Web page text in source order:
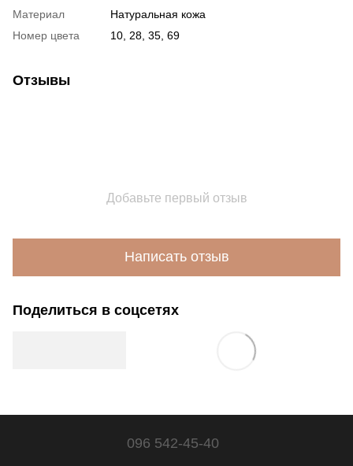
Материал
Натуральная кожа
Номер цвета
10, 28, 35, 69
Отзывы
Добавьте первый отзыв
Написать отзыв
Поделиться в соцсетях
096 542-45-40